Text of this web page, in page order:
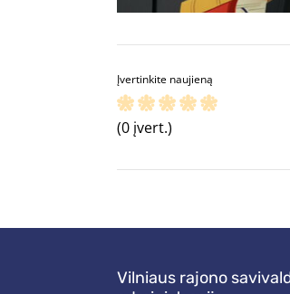
Įvertinkite naujieną
(0 įvert.)
Vilniaus rajono